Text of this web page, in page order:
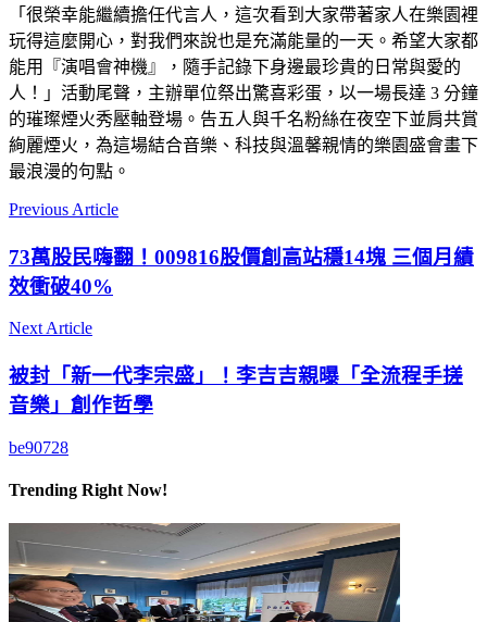
「很榮幸能繼續擔任代言人，這次看到大家帶著家人在樂園裡
玩得這麼開心，對我們來說也是充滿能量的一天。希望大家都
能用『演唱會神機』，隨手記錄下身邊最珍貴的日常與愛的
人！」活動尾聲，主辦單位祭出驚喜彩蛋，以一場長達 3 分鐘
的璀璨煙火秀壓軸登場。告五人與千名粉絲在夜空下並肩共賞
絢麗煙火，為這場結合音樂、科技與溫馨親情的樂園盛會畫下
最浪漫的句點。
Previous Article
73萬股民嗨翻！009816股價創高站穩14塊 三個月績
效衝破40%
Next Article
被封「新一代李宗盛」！李吉吉親曝「全流程手搓
音樂」創作哲學
be90728
Trending Right Now!